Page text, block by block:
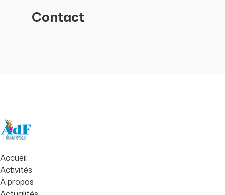
Contact
Accueil
Activités
À propos